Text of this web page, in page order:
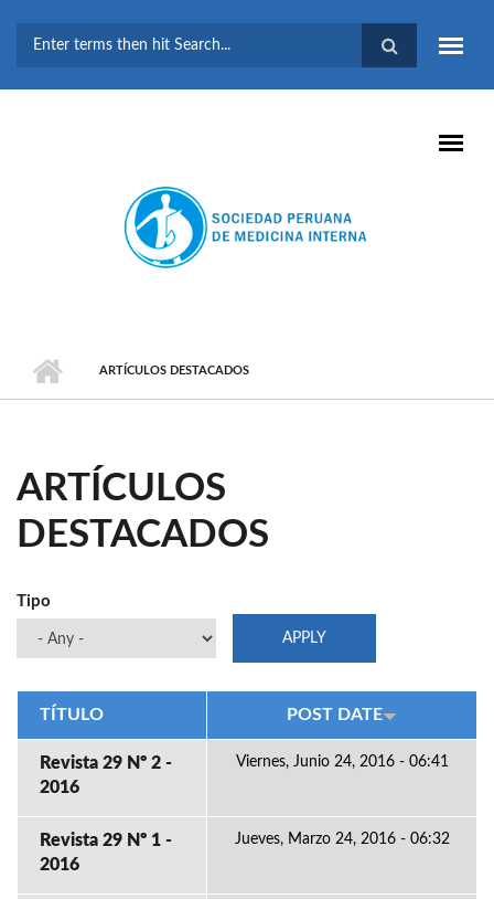
BÚSQUEDA
ARTÍCULOS DESTACADOS
ARTÍCULOS
DESTACADOS
Tipo
TÍTULO POST DATE
Revista 29 Nº 2 -
2016
Viernes, Junio 24, 2016 - 06:41
Revista 29 Nº 1 -
2016
Jueves, Marzo 24, 2016 - 06:32